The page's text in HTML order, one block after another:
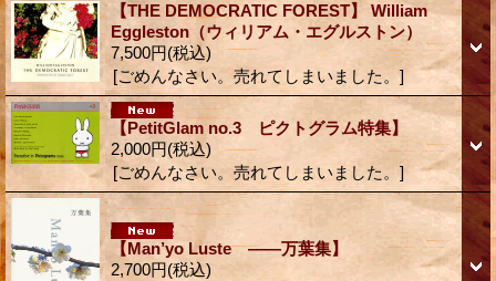
【THE DEMOCRATIC FOREST】 William
Eggleston（ウィリアム・エグルストン）
7,500円(税込)
[ごめんなさい。売れてしまいました。]
【PetitGlam no.3 ピクトグラム特集】
2,000円(税込)
[ごめんなさい。売れてしまいました。]
【Man’yo Luste ――万葉集】
2,700円(税込)